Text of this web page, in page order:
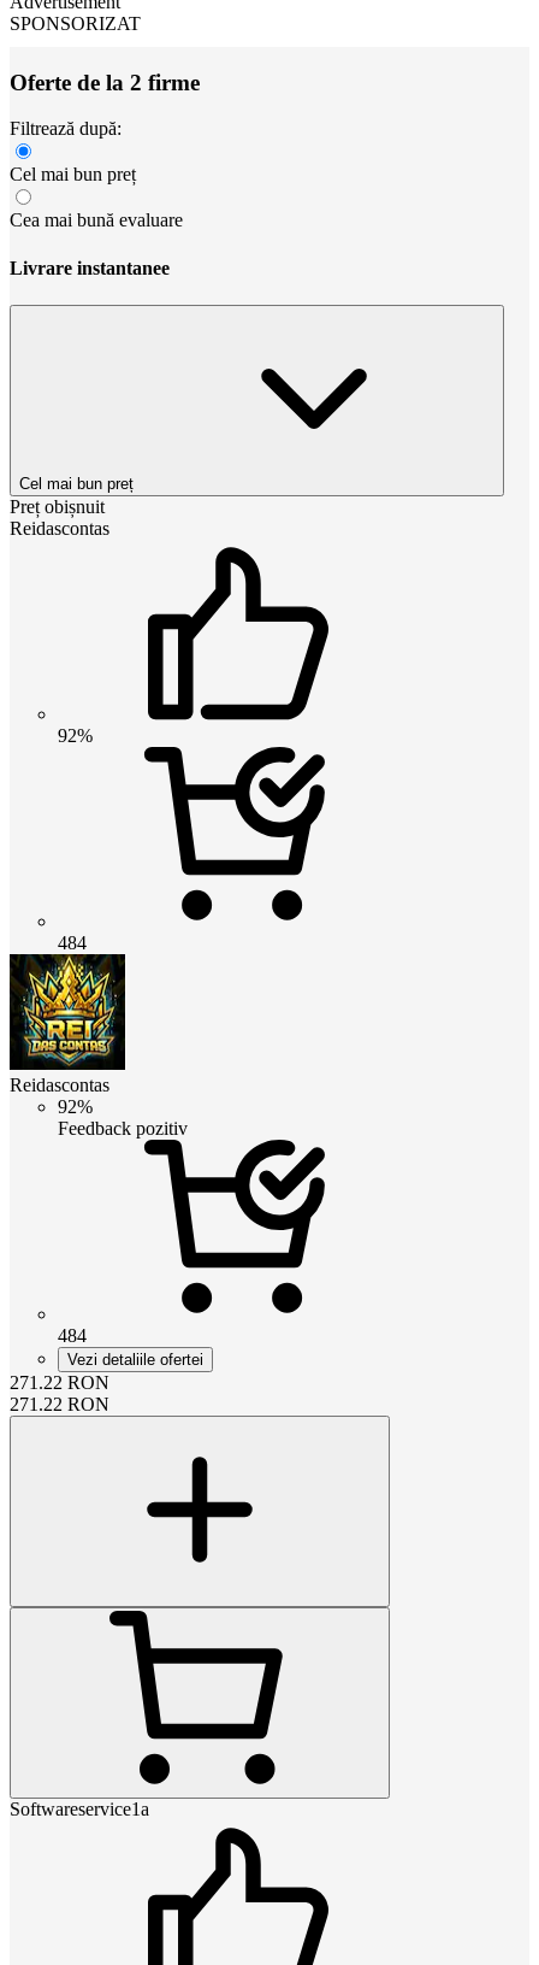
SPONSORIZAT
Oferte de la 2 firme
Filtrează după:
Cel mai bun preț
Cea mai bună evaluare
Livrare instantanee
Cel mai bun preț
Preț obișnuit
Reidascontas
92%
484
Reidascontas
92%
Feedback pozitiv
484
Vezi detaliile ofertei
271.22 RON
271.22 RON
Softwareservice1a